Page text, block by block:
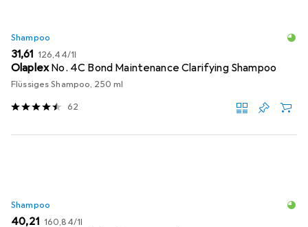
Shampoo
EUR
31,61 EUR
126,44/1l
OlaplexNo. 4C Bond Maintenance Clarifying Shampoo
Flüssiges Shampoo, 250 ml
62
Shampoo
EUR
40,21 EUR
160,84/1l